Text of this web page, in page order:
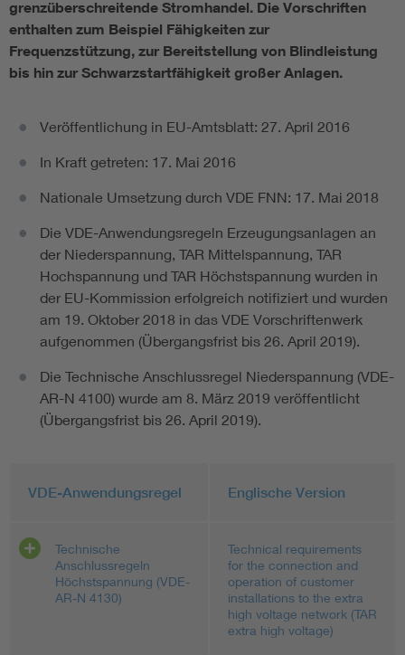
Versorgungsqualität Stromnetze
Innovative Netztechnologien
Umwelt- und Naturschutz
Regelsetzung
grenzüberschreitende Stromhandel. Die Vorschriften
enthalten zum Beispiel Fähigkeiten zur
Frequenzstützung, zur Bereitstellung von Blindleistung
bis hin zur Schwarzstartfähigkeit großer Anlagen.
Veröffentlichung in EU-Amtsblatt: 27. April 2016
In Kraft getreten: 17. Mai 2016
Nationale Umsetzung durch VDE FNN: 17. Mai 2018
Die VDE-Anwendungsregeln Erzeugungsanlagen an
der Niederspannung, TAR Mittelspannung, TAR
Hochspannung und TAR Höchstspannung wurden in
der EU-Kommission erfolgreich notifiziert und wurden
am 19. Oktober 2018 in das VDE Vorschriftenwerk
aufgenommen (Übergangsfrist bis 26. April 2019).
Die Technische Anschlussregel Niederspannung (VDE-
AR-N 4100) wurde am 8. März 2019 veröffentlicht
(Übergangsfrist bis 26. April 2019).
VDE-Anwendungsregel Englische Version
Technische
Anschlussregeln
Höchstspannung (VDE-
AR-N 4130)
Technical requirements
for the connection and
operation of customer
installations to the extra
high voltage network (TAR
extra high voltage)